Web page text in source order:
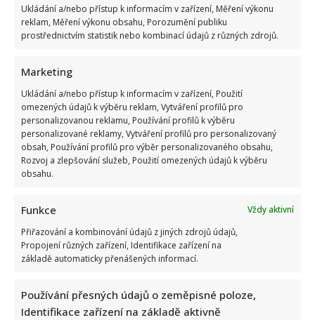
Ukládání a/nebo přístup k informacím v zařízení, Měření výkonu
reklam, Měření výkonu obsahu, Porozumění publiku
prostřednictvím statistik nebo kombinací údajů z různých zdrojů.
Marketing
Ukládání a/nebo přístup k informacím v zařízení, Použití
omezených údajů k výběru reklam, Vytváření profilů pro
personalizovanou reklamu, Používání profilů k výběru
personalizované reklamy, Vytváření profilů pro personalizovaný
obsah, Používání profilů pro výběr personalizovaného obsahu,
Rozvoj a zlepšování služeb, Použití omezených údajů k výběru
obsahu.
Funkce
Vždy aktivní
Přiřazování a kombinování údajů z jiných zdrojů údajů,
Propojení různých zařízení, Identifikace zařízení na
základě automaticky přenášených informací.
Používání přesných údajů o zeměpisné poloze,
Identifikace zařízení na základě aktivně
Marek Ztracený zrušil velkolepé finále svého koncertu na
Letné
Test znalostí o československých pohádkách: Bez chyby
projde málokdo, pamětníci by ale měli dát alespoň 8/10